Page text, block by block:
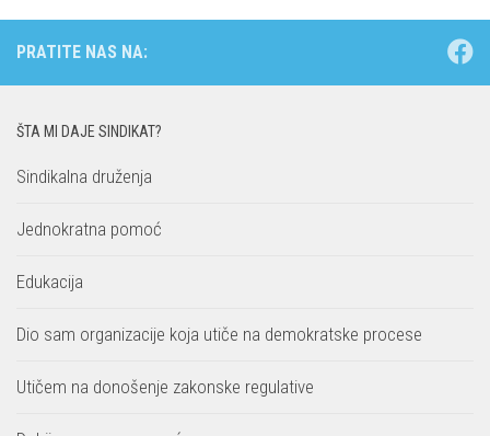
PRATITE NAS NA:
ŠTA MI DAJE SINDIKAT?
Sindikalna druženja
Jednokratna pomoć
Edukacija
Dio sam organizacije koja utiče na demokratske procese
Utičem na donošenje zakonske regulative